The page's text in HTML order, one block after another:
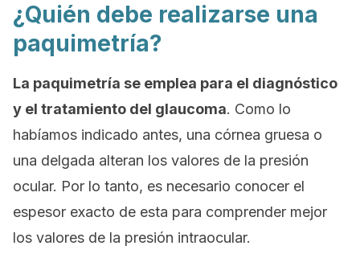
¿Quién debe realizarse una
paquimetría?
La paquimetría se emplea para el diagnóstico
y el tratamiento del glaucoma. Como lo
habíamos indicado antes, una córnea gruesa o
una delgada alteran los valores de la presión
ocular. Por lo tanto, es necesario conocer el
espesor exacto de esta para comprender mejor
los valores de la presión intraocular.